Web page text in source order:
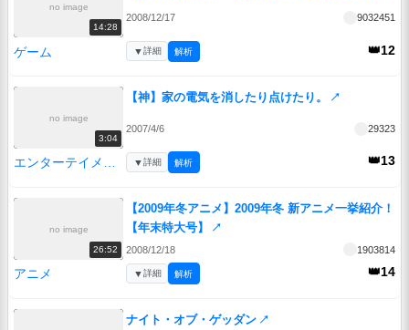
no image
14:28
2008/12/17 9032451
ゲーム 👑12
▼詳細 解析
no image
3:04
【神】家の電気を消したり点けたり。 ↗
2007/4/6 29323
エンターテイメント 👑13
▼詳細 解析
no image
26:52
【2009年冬アニメ】2009年冬 新アニメ一挙紹介！
【年末特大号】
↗
2008/12/18 1903814
アニメ 👑14
▼詳細 解析
ナイト・オブ・ゲッダン ↗